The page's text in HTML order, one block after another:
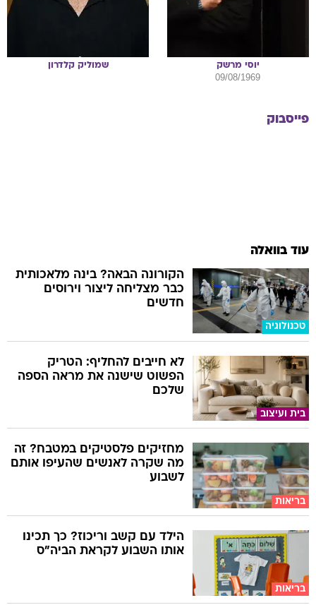
יוסי מרשק
09/08/1969
שמוליק קלדרון
פייסבוק
עוד בוואלה
טכנולוגיה
הקורונה הבאה? בינה מלאכותית
כבר מצליחה ליצור וירוסים
חדשים
בית ועיצוב
לא חייבים להחליף: הטריק
הפשוט שישנה את מראה הספה
שלכם
בריאות
מחזיקים פלסטיקים במטבח? זה
מה שקרה לאנשים שהעיפו אותם
לשבוע
בריאות
הילד עם קשב וריכוז? כך תכינו
אותו השבוע לקראת הביה"ס